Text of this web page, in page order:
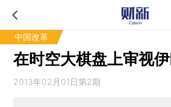
中国改革
在时空大棋盘上审视
2013年02月01日第2期